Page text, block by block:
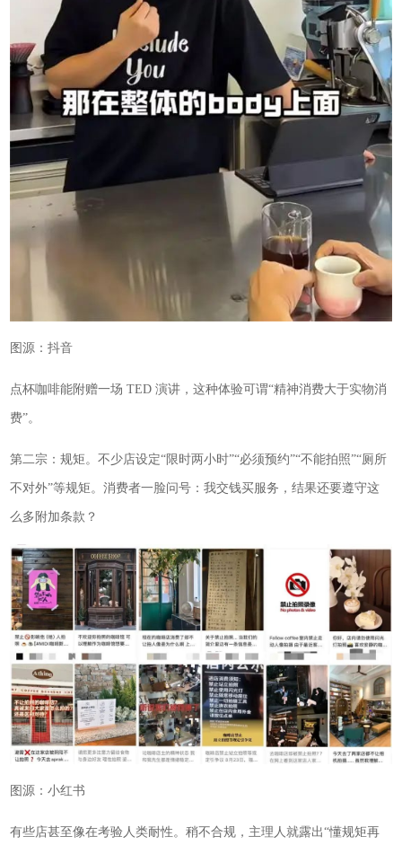
图源：抖音
点杯咖啡能附赠一场 TED 演讲，这种体验可谓“精神消费大于实物消
费”。
第二宗：规矩。不少店设定“限时两小时”“必须预约”“不能拍照”“厕所
不对外”等规矩。消费者一脸问号：我交钱买服务，结果还要遵守这
么多附加条款？
图源：小红书
有些店甚至像在考验人类耐性。稍不合规，主理人就露出“懂规矩再